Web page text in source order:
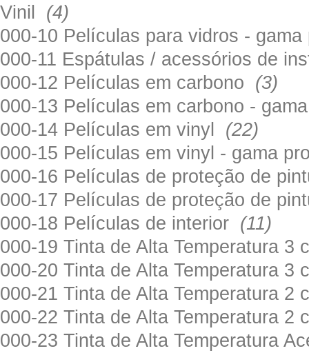
Vinil (4)
000-10 Películas para vidros -
000-11 Espátulas / acessórios de
000-12 Películas em carbono (3)
000-13 Películas em carbono -
000-14 Películas em vinyl (22)
000-15 Películas em vinyl - gama
000-16 Películas de proteção de
000-17 Películas de proteção de
000-18 Películas de interior (11)
000-19 Tinta de Alta Temperatura
000-20 Tinta de Alta Temperatura
000-21 Tinta de Alta Temperatura
000-22 Tinta de Alta Temperatura
000-23 Tinta de Alta Temperatura